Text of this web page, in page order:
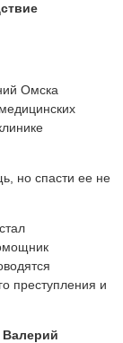
Омска
но спасти ее не
преступления и
Валерий